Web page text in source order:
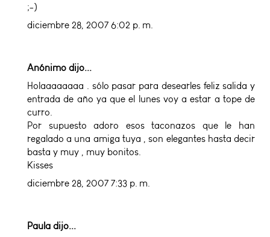
;-)
diciembre 28, 2007 6:02 p. m.
Anónimo dijo...
Holaaaaaaaa . sólo pasar para desearles feliz salida y
entrada de año ya que el lunes voy a estar a tope de
curro.
Por supuesto adoro esos taconazos que le han
regalado a una amiga tuya , son elegantes hasta decir
basta y muy , muy bonitos.
Kisses
diciembre 28, 2007 7:33 p. m.
Paula dijo...